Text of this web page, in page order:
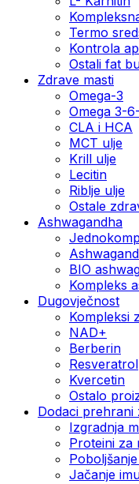
Termo
Kontrola
Ostali fat
Zdrave masti
Omega-3
Omega 3-
CLA i HCA
MCT ulje
Krill ulje
Lecitin
Riblje ulje
Ostale
Ashwagandha
BIO
Kompleks
Dugovječnost
Kompleksi
NAD+
Berberin
Resveratrol
Kvercetin
Ostalo
Dodaci prehrani
Izgradnja
Proteini za
Jačanje